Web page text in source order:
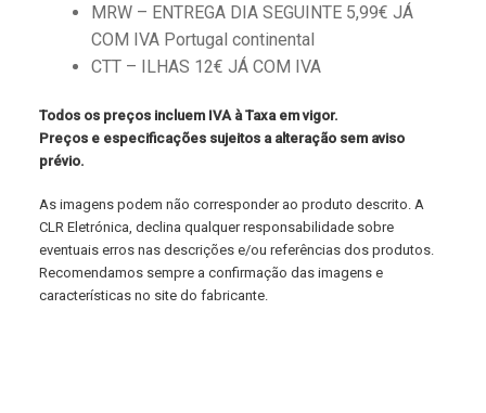
MRW – ENTREGA DIA SEGUINTE 5,99€ JÁ
COM IVA Portugal continental
CTT – ILHAS 12€ JÁ COM IVA
Todos os preços incluem IVA à Taxa em vigor.
Preços e especificações sujeitos a alteração sem aviso
prévio.
As imagens podem não corresponder ao produto descrito. A
CLR Eletrónica, declina qualquer responsabilidade sobre
eventuais erros nas descrições e/ou referências dos produtos.
Recomendamos sempre a confirmação das imagens e
características no site do fabricante.